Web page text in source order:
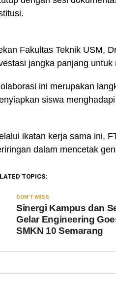
Fakultas Teknik USM,
jangka panjang
ini merupakan
siswa
ikatan kerja sama ini,
dalam mencetak
TOPICS:
DON'T MISS
Sinergi Kampus dan
Gelar Engineering
SMKN 10 Semarang